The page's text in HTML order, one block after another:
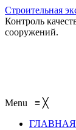
Строительная
Контроль
сооружений.
Menu ≡ ╳
ГЛАВНАЯ